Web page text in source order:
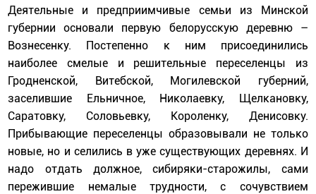
Деятельные и предприимчивые семьи из Минской
губернии основали первую белорусскую деревню –
Вознесенку. Постепенно к ним присоединились
наиболее смелые и решительные переселенцы из
Гродненской, Витебской, Могилевской губерний,
заселившие Ельничное, Николаевку, Щелкановку,
Саратовку, Соловьевку, Короленку, Денисовку.
Прибывающие переселенцы образовывали не только
новые, но и селились в уже существующих деревнях. И
надо отдать должное, сибиряки-старожилы, сами
пережившие немалые трудности, с сочувствием